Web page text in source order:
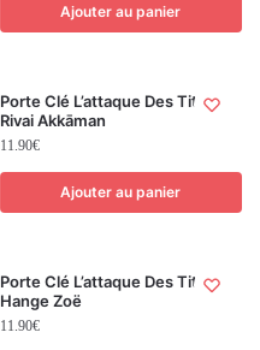
Ajouter au panier
Porte Clé L’attaque Des Titans
Rivai Akkāman
11.90€
Ajouter au panier
Porte Clé L’attaque Des Titans
Hange Zoë
11.90€